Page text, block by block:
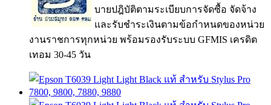
บายปฎิบัติตามระเบียบการจัดซื้อ จัดจ้าง
และรับชำระเงินตามข้อกำหนดของหน่วย
งานราชการทุกหน่วย พร้อมรองรับระบบ GFMIS เครดิต
เทอม 30-45 วัน